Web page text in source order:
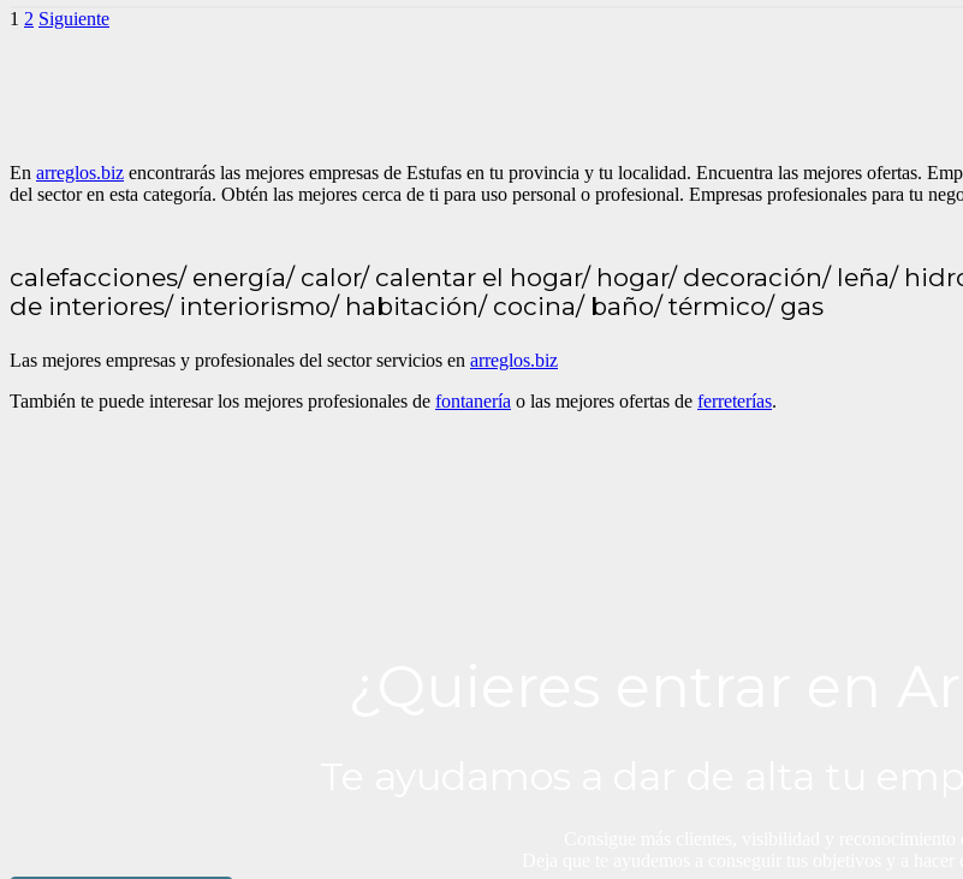
1 2 Siguiente
En arreglos.biz encontrarás las mejores empresas de Estufas en tu provincia y tu localidad. Encuentra las mejores ofertas.
del sector en esta categoría. Obtén las mejores cerca de ti para uso personal o profesional. Empresas profesionales para tu
calefacciones/ energía/ calor/ calentar el hogar/ hogar/ decoración/ leña/
de interiores/ interiorismo/ habitación/ cocina/ baño/ térmico/ gas
Las mejores empresas y profesionales del sector servicios en arreglos.biz
También te puede interesar los mejores profesionales de fontanería o las mejores ofertas de ferreterías.